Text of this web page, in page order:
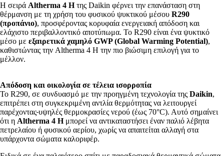
Η σειρά Altherma 4 Hτης Daikin φέρνει την επανάσταση στη
θέρμανση με τη χρήση του φυσικού ψυκτικού μέσου R290
(προπάνιο), προσφέροντας κορυφαία ενεργειακή απόδοση και
ελάχιστο περιβαλλοντικό αποτύπωμα. Το R290 είναι ένα ψυκτικό
μέσο με εξαιρετικά χαμηλό GWP (Global Warming Potential),
καθιστώντας την Altherma 4 H την πιο βιώσιμη επιλογή για το
μέλλον.
Απόδοση και οικολογία σε τέλεια ισορροπία
Το R290, σε συνδυασμό με την προηγμένη τεχνολογία της Daikin,
επιτρέπει στη συγκεκριμένη αντλία θερμότητας να λειτουργεί
παρέχοντας υψηλές θερμοκρασίες νερού (έως 70°C). Αυτό σημαίνει
ότι η Altherma 4 Η μπορεί να αντικαταστήσει έναν παλιό λέβητα
πετρελαίου ή φυσικού αερίου, χωρίς να απαιτείται αλλαγή στα
υπάρχοντα σώματα καλοριφέρ.